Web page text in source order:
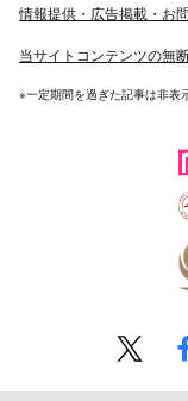
情報提供・広告掲載・お
当サイトコンテンツの無
※一定期間を過ぎた記事は非表